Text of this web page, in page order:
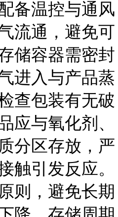
备温控与通风
流通，避免可
储容器需密封
进入与产品蒸
查包装有无破
应与氧化剂、
分区存放，严
触引发反应。
则，避免长期